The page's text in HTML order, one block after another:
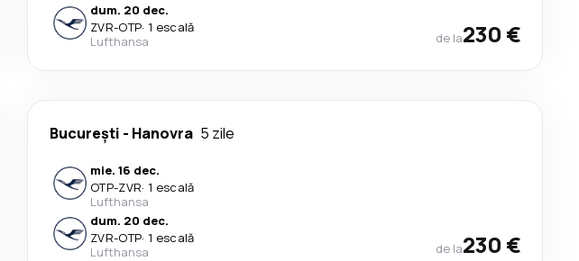
dum. 20 dec.
ZVR-OTP· 1 escală
Lufthansa
de la230 €
București - Hanovra 5 zile
mie. 16 dec.
OTP-ZVR· 1 escală
Lufthansa
dum. 20 dec.
ZVR-OTP· 1 escală
Lufthansa
de la230 €